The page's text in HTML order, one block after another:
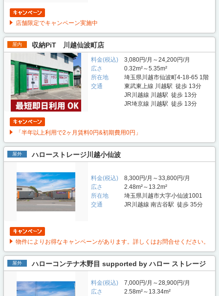
店舗限定でキャンペーン実施中
屋内 収納PiT 川越仙波町店
料金(税込)
3,080円/月～24,200円/月
広さ
0.32m²～5.35m²
所在地
埼玉県川越市仙波町4-18-65 1階
交通
東武東上線 川越駅 徒歩 13分
JR川越線 川越駅 徒歩 13分
JR埼京線 川越駅 徒歩 13分
「半年以上利用で2ヶ月賃料0円&初期費用0円」
屋外 ハローストレージ川越小仙波
料金(税込)
8,300円/月～33,800円/月
広さ
2.48m²～13.2m²
所在地
埼玉県川越市大字小仙波1001
交通
JR川越線 南古谷駅 徒歩 35分
物件によりお得なキャンペーンがあります。詳しくはお問合せください。
屋外 ハローコンテナ木野目 supported by ハロー ストレージ
料金(税込)
7,000円/月～28,900円/月
広さ
2.58m²～13.34m²